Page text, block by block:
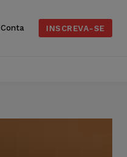
Conta INSCREVA-SE